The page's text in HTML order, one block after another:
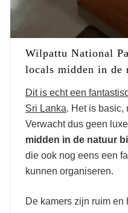
Wilpattu National
locals midden in de
Dit is echt een
Sri Lanka. Het is basic,
Verwacht dus geen
midden in de natuur
die ook nog eens een
kunnen organiseren.
De kamers zijn ruim